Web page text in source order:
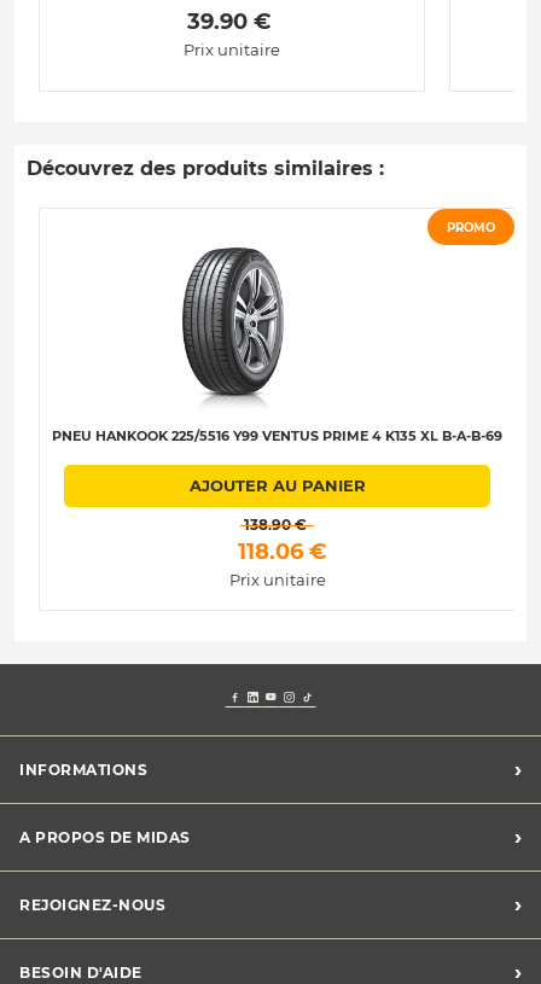
39.90 €
Prix unitaire
Découvrez des produits similaires :
PROMO
PNEU HANKOOK 225/5516 Y99 VENTUS PRIME 4 K135 XL B-A-B-69
AJOUTER AU PANIER
138.90 €
118.06 €
Prix unitaire
INFORMATIONS ›
Charte des cookies
Charte des données personnelles
CGV
Conditions de promotions
A PROPOS DE MIDAS ›
Midas France
Développement durable
REJOIGNEZ-NOUS ›
Devenez franchisé
BESOIN D'AIDE ›